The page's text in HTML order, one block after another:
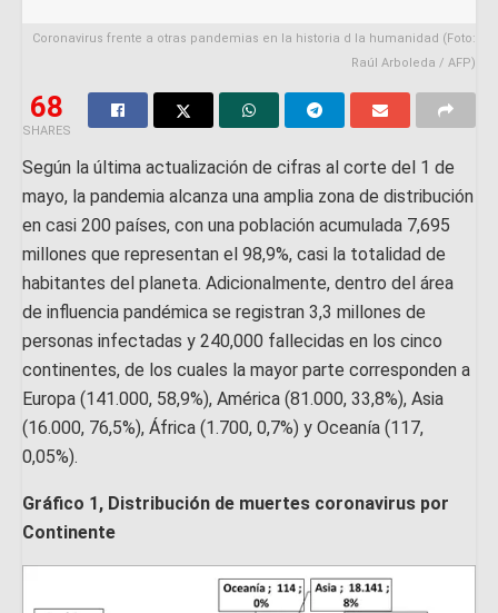
Coronavirus frente a otras pandemias en la historia d la humanidad (Foto:
Raúl Arboleda / AFP)
68
SHARES
Según la última actualización de cifras al corte del 1 de
mayo, la pandemia alcanza una amplia zona de distribución
en casi 200 países, con una población acumulada 7,695
millones que representan el 98,9%, casi la totalidad de
habitantes del planeta. Adicionalmente, dentro del área
de influencia pandémica se registran 3,3 millones de
personas infectadas y 240,000 fallecidas en los cinco
continentes, de los cuales la mayor parte corresponden a
Europa (141.000, 58,9%), América (81.000, 33,8%), Asia
(16.000, 76,5%), África (1.700, 0,7%) y Oceanía (117,
0,05%).
Gráfico 1, Distribución de muertes coronavirus por
Continente